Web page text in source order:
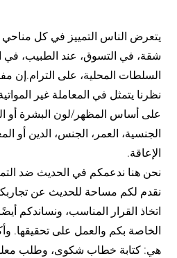
يتعرض الناس التمییز في كل مناحي
شقة، في التسوق، عند الطبیب، في
السلطات المحلیة، على الترام.إن
نظرنا يتمثل في المعاملة غیر
على أساس المظھر/لون البشرة أو
الجنسیة، العمر، الجنس، الدین أو
الإعاقة.
نحن ھنا ندعمكم في الحدیث ضد
نقدم لكم مساحة للحدیث عن
اتخاذ القرار المناسب، ونساندكم
الخاصة بكم والعمل على تحقيقها.
هي: كتابة خطاب شكوى، وطلب